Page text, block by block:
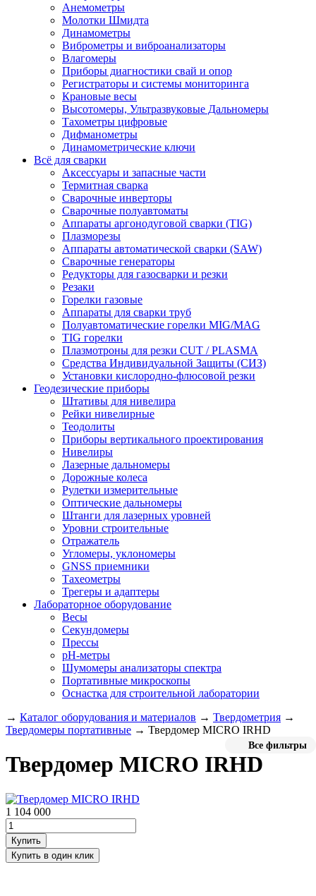
Анемометры
Молотки Шмидта
Динамометры
Виброметры и виброанализаторы
Влагомеры
Приборы диагностики свай и опор
Регистраторы и системы мониторинга
Крановые весы
Высотомеры, Ультразвуковые Дальномеры
Тахометры цифровые
Дифманометры
Динамометрические ключи
Всё для сварки
Аксессуары и запасные части
Термитная сварка
Сварочные инверторы
Сварочные полуавтоматы
Аппараты аргонодуговой сварки (TIG)
Плазморезы
Аппараты автоматической сварки (SAW)
Сварочные генераторы
Редукторы для газосварки и резки
Резаки
Горелки газовые
Аппараты для сварки труб
Полуавтоматические горелки MIG/MAG
TIG горелки
Плазмотроны для резки CUT / PLASMA
Средства Индивидуальной Защиты (СИЗ)
Установки кислородно-флюсовой резки
Геодезические приборы
Штативы для нивелира
Рейки нивелирные
Теодолиты
Приборы вертикального проектирования
Нивелиры
Лазерные дальномеры
Дорожные колеса
Рулетки измерительные
Оптические дальномеры
Штанги для лазерных уровней
Уровни строительные
Отражатель
Угломеры, уклономеры
GNSS приемники
Тахеометры
Трегеры и адаптеры
Лабораторное оборудование
Весы
Секундомеры
Прессы
pH-метры
Шумомеры анализаторы спектра
Портативные микроскопы
Оснастка для строительной лаборатории
→ Каталог оборудования и материалов → Твердометрия →
Твердомеры портативные → Твердомер MICRO IRHD
Все фильтры
Твердомер MICRO IRHD
1 104 000